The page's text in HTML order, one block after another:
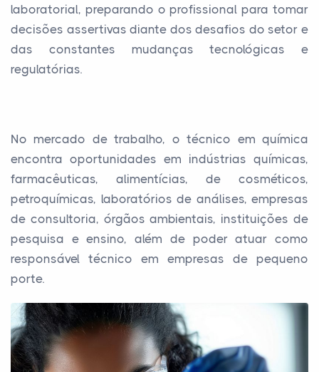
laboratorial, preparando o profissional para tomar
decisões assertivas diante dos desafios do setor e
das constantes mudanças tecnológicas e
regulatórias.
No mercado de trabalho, o técnico em química
encontra oportunidades em indústrias químicas,
farmacêuticas, alimentícias, de cosméticos,
petroquímicas, laboratórios de análises, empresas
de consultoria, órgãos ambientais, instituições de
pesquisa e ensino, além de poder atuar como
responsável técnico em empresas de pequeno
porte.